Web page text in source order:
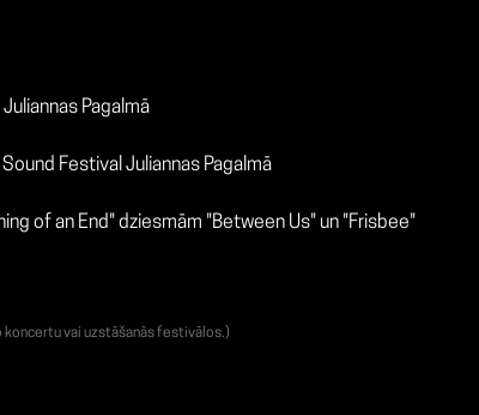
Pagalmā
Festival Juliannas Pagalmā
of an End" dziesmām "Between Us" un "Frisbee"
koncertu vai uzstāšanās festivālos.)